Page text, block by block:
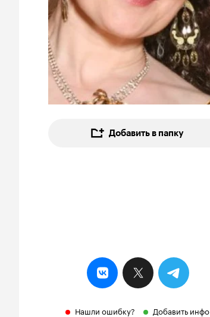
Добавить в папку
Нашли ошибку? Добавить инфо